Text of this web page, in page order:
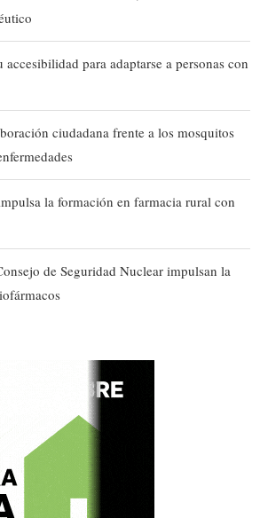
accesibilidad para adaptarse a personas con
ciudadana frente a los mosquitos
la formación en farmacia rural con
de Seguridad Nuclear impulsan la